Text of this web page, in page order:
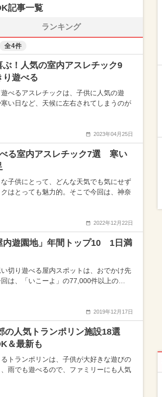
記事一覧
ランキング
全4件
ぶ！人気の室内アスレチック9
遊べる
べるアスレチックは、子供に人気の遊
い日など、天候に左右されてしまうのが
2023年04月25日
る室内アスレチック7選 寒い
子供にとって、どんな天気でも気にせず
はとっても魅力的。そこで今回は、神奈
2022年12月22日
内遊園地」年間トップ10 1日満
切り遊べる屋内スポットは、おでかけ先
は、「いこーよ」の77,000件以上の…
2019年12月17日
の人気トランポリン施設18選
＆最新も
トランポリンは、子供が大好きな遊びの
雨でも遊べるので、ファミリーにも人気